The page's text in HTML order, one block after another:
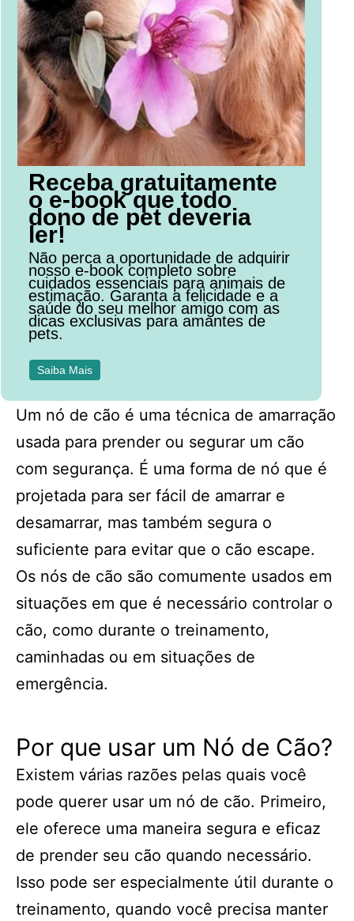
Receba gratuitamente
o e-book que todo
dono de pet deveria
ler!
Não perca a oportunidade de adquirir
nosso e-book completo sobre
cuidados essenciais para animais de
estimação. Garanta a felicidade e a
saúde do seu melhor amigo com as
dicas exclusivas para amantes de
pets.
Saiba Mais
Um nó de cão é uma técnica de amarração
usada para prender ou segurar um cão
com segurança. É uma forma de nó que é
projetada para ser fácil de amarrar e
desamarrar, mas também segura o
suficiente para evitar que o cão escape.
Os nós de cão são comumente usados em
situações em que é necessário controlar o
cão, como durante o treinamento,
caminhadas ou em situações de
emergência.
Por que usar um Nó de Cão?
Existem várias razões pelas quais você
pode querer usar um nó de cão. Primeiro,
ele oferece uma maneira segura e eficaz
de prender seu cão quando necessário.
Isso pode ser especialmente útil durante o
treinamento, quando você precisa manter